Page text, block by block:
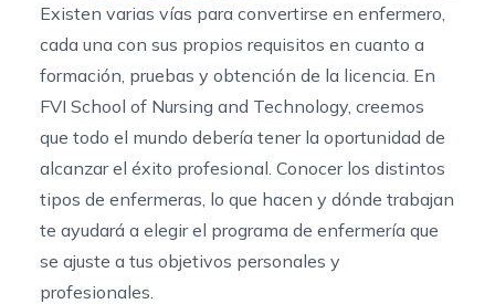
Existen varias vías para convertirse en enfermero,
cada una con sus propios requisitos en cuanto a
formación, pruebas y obtención de la licencia. En
FVI School of Nursing and Technology, creemos
que todo el mundo debería tener la oportunidad de
alcanzar el éxito profesional. Conocer los distintos
tipos de enfermeras, lo que hacen y dónde trabajan
te ayudará a elegir el programa de enfermería que
se ajuste a tus objetivos personales y
profesionales.